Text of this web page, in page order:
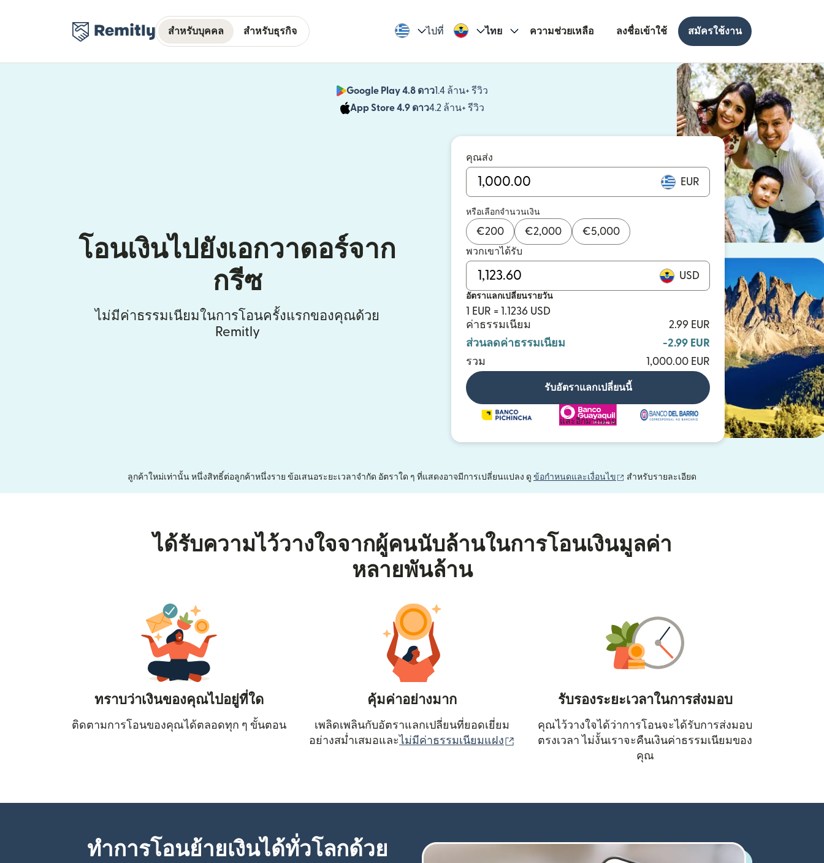
สำหรับบุคคล สำหรับธุรกิจ ไปที่ ไทย ความช่วยเหลือ ลงชื่อเข้าใช้ สมัครใช้งาน
Google Play 4.8 ดาว1.4 ล้าน+ รีวิว
(เปิดในหน้าต่างใหม่)
App Store 4.9 ดาว4.2 ล้าน+ รีวิว
(เปิดในหน้าต่างใหม่)
โอนเงินไปยังเอกวาดอร์จาก
กรีซ
ไม่มีค่าธรรมเนียมในการโอนครั้งแรกของคุณด้วย
Remitly
คุณส่ง
EUR
หรือเลือกจำนวนเงิน
€200 €2,000 €5,000
พวกเขาได้รับ
USD
อัตราแลกเปลี่ยนรายวัน
1 EUR = 1.1236 USD
ค่าธรรมเนียม
2.99 EUR
ส่วนลดค่าธรรมเนียม
-2.99 EUR
รวม
1,000.00 EUR
รับอัตราแลกเปลี่ยนนี้
และอีกมากมาย
ลูกค้าใหม่เท่านั้น หนึ่งสิทธิ์ต่อลูกค้าหนึ่งราย ข้อเสนอระยะเวลาจำกัด อัตราใด ๆ ที่แสดงอาจมีการเปลี่ยนแปลง ดู ข้อกำหนดและเงื่อนไข (เปิดในหน้าต่างใหม่)
สำหรับรายละเอียด
ได้รับความไว้วางใจจากผู้คนนับล้านในการโอนเงินมูลค่า
หลายพันล้าน
ทราบว่าเงินของคุณไปอยู่ที่ใด
ติดตามการโอนของคุณได้ตลอดทุก ๆ ขั้นตอน
คุ้มค่าอย่างมาก
เพลิดเพลินกับอัตราแลกเปลี่ยนที่ยอดเยี่ยม
อย่างสม่ำเสมอและ ไม่มีค่าธรรมเนียมแฝง (เปิดในหน้าต่างใหม่)
รับรองระยะเวลาในการส่งมอบ
คุณไว้วางใจได้ว่าการโอนจะได้รับการส่งมอบ
ตรงเวลา ไม่งั้นเราจะคืนเงินค่าธรรมเนียมของ
คุณ
ทำการโอนย้ายเงินได้ทั่วโลกด้วย